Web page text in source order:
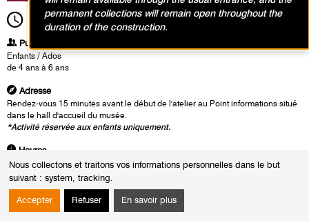
Nous collectons et traitons vos informations personnelles dans le but
suivant : system, tracking.
Accepter Refuser En savoir plus
11h00 1h30
Publics
Enfants / Ados
de 4 ans à 6 ans
Adresse
Rendez-vous 15 minutes avant le début de l'atelier au Point informations situé
dans le hall d'accueil du musée.
*Activité réservée aux enfants uniquement.
Heures
Du :
Mercredi 5 juin 2024
au :
Jeudi 22 août 2024
Samedi 4 mai 2024 de 11h00 à 12h30
Samedi 8 juin 2024 de 11h00 à 12h30
permanent collections will remain open throughout the
duration of the construction.